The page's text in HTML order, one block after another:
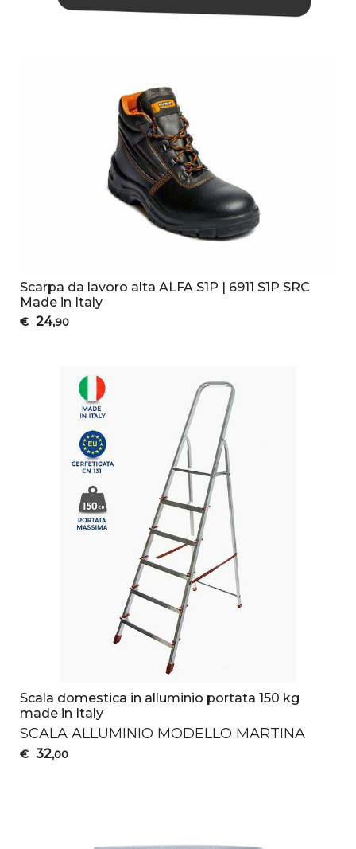
Scarpa da lavoro alta ALFA S1P | 6911 S1P SRC
Made in Italy
€ 24,90
Scala domestica in alluminio portata 150 kg
made in Italy
SCALA ALLUMINIO MODELLO MARTINA
€ 32,00